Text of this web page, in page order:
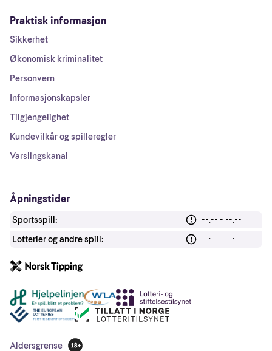
Praktisk informasjon
Sikkerhet
Økonomisk kriminalitet
Personvern
Informasjonskapsler
Tilgjengelighet
Kundevilkår og spilleregler
Varslingskanal
Åpningstider
Sportsspill:
--:-- - --:--
Lotterier og andre spill:
--:-- - --:--
Andre lenker
Aldersgrense